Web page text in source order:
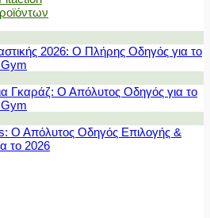
2026: Ο Πλήρης Οδηγός για το
Gym
Γκαράζ: Ο Απόλυτος Οδηγός για το
Gym
Ο Απόλυτος Οδηγός Επιλογής &
το 2026